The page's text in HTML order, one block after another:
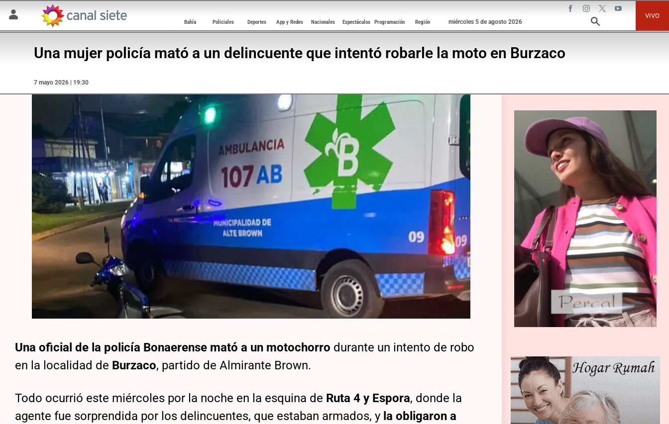
Bahía Policiales Deportes App y Redes Nacionales Espectáculos Programación Región miércoles 5 de agosto 2026
VIVO
Una mujer policía mató a un delincuente que intentó robarle la moto en Burzaco
7 mayo 2026 | 19:30
Una oficial de la policía Bonaerense mató a un motochorro durante un intento de robo
en la localidad de Burzaco, partido de Almirante Brown.
Todo ocurrió este miércoles por la noche en la esquina de Ruta 4 y Espora, donde la
agente fue sorprendida por los delincuentes, que estaban armados, y la obligaron a